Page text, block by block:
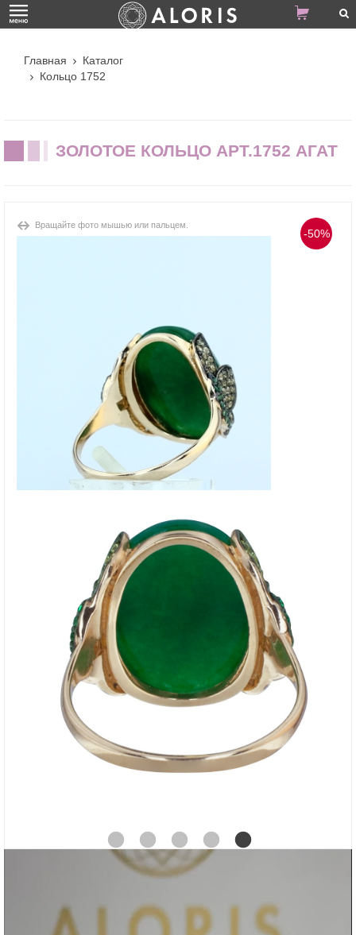
Главная
Каталог
Кольцо 1752
ЗОЛОТОЕ КОЛЬЦО АРТ.1752 АГАТ
-50%
Вращайте фото мышью или пальцем.